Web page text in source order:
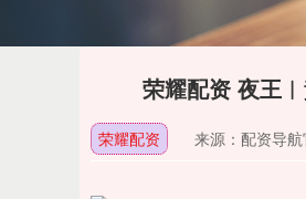
荣耀配资 夜王
荣耀配资 来源：配资导航